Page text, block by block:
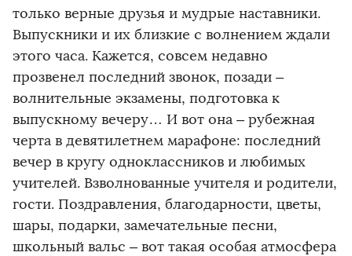
только верные друзья и мудрые наставники.
Выпускники и их близкие с волнением ждали
этого часа. Кажется, совсем недавно
прозвенел последний звонок, позади –
волнительные экзамены, подготовка к
выпускному вечеру… И вот она – рубежная
черта в девятилетнем марафоне: последний
вечер в кругу одноклассников и любимых
учителей. Взволнованные учителя и родители,
гости. Поздравления, благодарности, цветы,
шары, подарки, замечательные песни,
школьный вальс – вот такая особая атмосфера